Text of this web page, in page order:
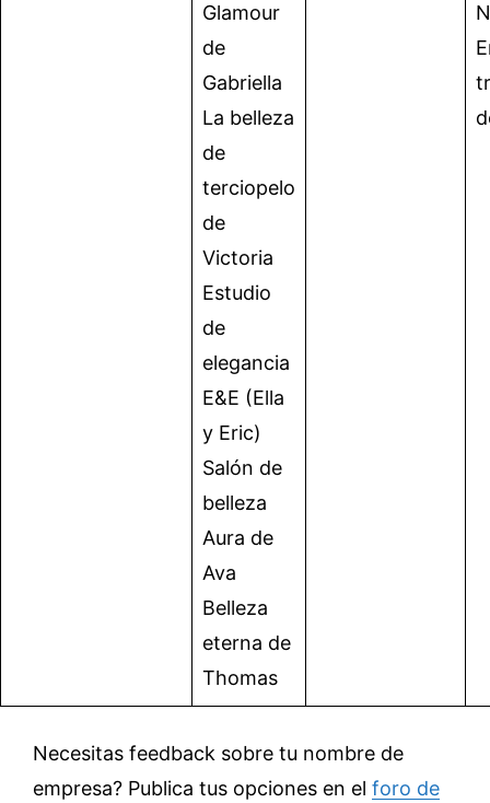
Glamour
de
Gabriella
La belleza
de
terciopelo
de
Victoria
Estudio
de
elegancia
E&E (Ella
y Eric)
Salón de
belleza
Aura de
Ava
Belleza
eterna de
Thomas
Necesitas feedback sobre tu nombre de
empresa? Publica tus opciones en el foro de